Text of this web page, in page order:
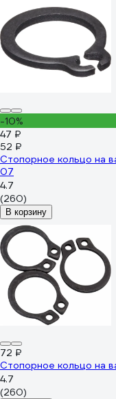
-10%
47 ₽
52 ₽
Стопорное кольцо на
07
4.7
(260)
В корзину
72 ₽
Стопорное кольцо на
4.7
(260)